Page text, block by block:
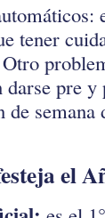
tener
darse pre
de semana
el